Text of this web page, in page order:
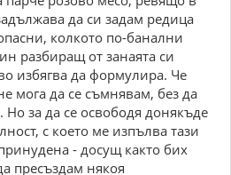
да си задам редица
колкото по-банални
разбиращ от занаята си
избягва да формулира. Че
мога да се съмнявам, без да
Но за да се освободя донякъде
с което ме изпълва тази
- досущ както бих
пресъздам някоя